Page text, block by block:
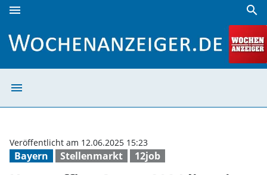
menu search
menu
Bayern Stellenmarkt 12job
Veröffentlicht am 12.06.2025 15:23